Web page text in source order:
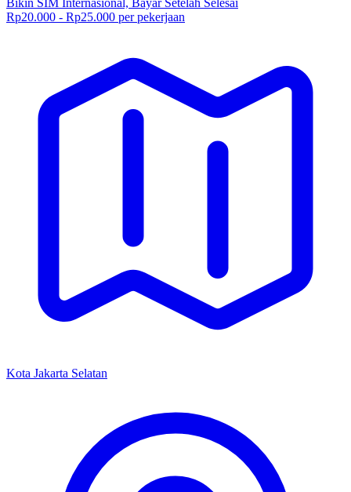
Rp20.000 - Rp25.000 per pekerjaan
Kota Jakarta Selatan